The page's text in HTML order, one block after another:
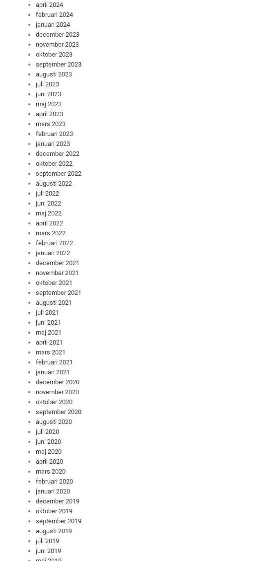
april 2024
februari 2024
januari 2024
december 2023
november 2023
oktober 2023
september 2023
augusti 2023
juli 2023
juni 2023
maj 2023
april 2023
mars 2023
februari 2023
januari 2023
december 2022
oktober 2022
september 2022
augusti 2022
juli 2022
juni 2022
maj 2022
april 2022
mars 2022
februari 2022
januari 2022
december 2021
november 2021
oktober 2021
september 2021
augusti 2021
juli 2021
juni 2021
maj 2021
april 2021
mars 2021
februari 2021
januari 2021
december 2020
november 2020
oktober 2020
september 2020
augusti 2020
juli 2020
juni 2020
maj 2020
april 2020
mars 2020
februari 2020
januari 2020
december 2019
oktober 2019
september 2019
augusti 2019
juli 2019
juni 2019